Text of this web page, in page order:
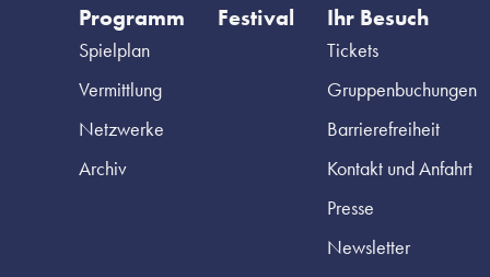
Programm
Spielplan
Vermittlung
Netzwerke
Archiv
Festival Ihr Besuch
Tickets
Gruppenbuchungen
Barrierefreiheit
Kontakt und Anfahrt
Presse
Newsletter